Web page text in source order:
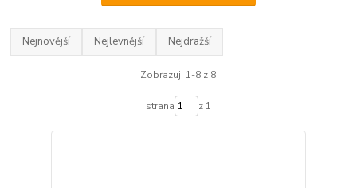
Nejnovější Nejlevnější Nejdražší
Zobrazuji 1-8 z 8
strana z 1